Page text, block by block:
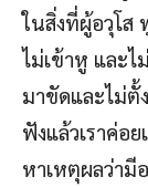
ในสิ่งที่ผู้อวุโส
ไม่เข้าหู และไ
มาขัดและไม่ตั้
ฟังแล้วเราค่อ
หาเหตุผลว่ามี